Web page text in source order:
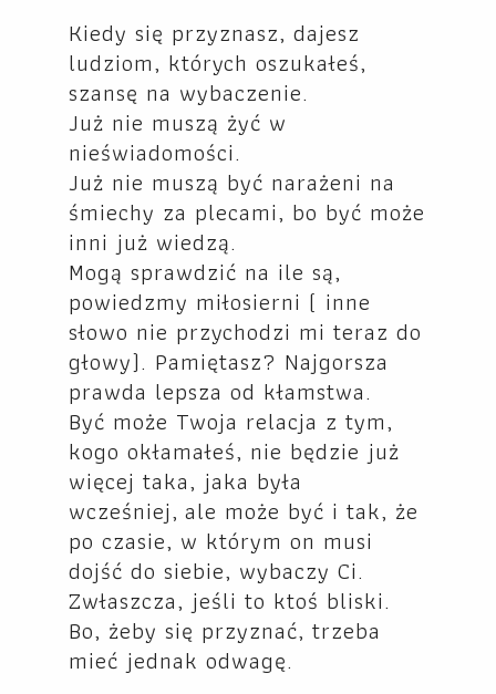
Kiedy się przyznasz, dajesz
ludziom, których oszukałeś,
szansę na wybaczenie.
Już nie muszą żyć w
nieświadomości.
Już nie muszą być narażeni na
śmiechy za plecami, bo być może
inni już wiedzą.
Mogą sprawdzić na ile są,
powiedzmy miłosierni ( inne
słowo nie przychodzi mi teraz do
głowy). Pamiętasz? Najgorsza
prawda lepsza od kłamstwa.
Być może Twoja relacja z tym,
kogo okłamałeś, nie będzie już
więcej taka, jaka była
wcześniej, ale może być i tak, że
po czasie, w którym on musi
dojść do siebie, wybaczy Ci.
Zwłaszcza, jeśli to ktoś bliski.
Bo, żeby się przyznać, trzeba
mieć jednak odwagę.